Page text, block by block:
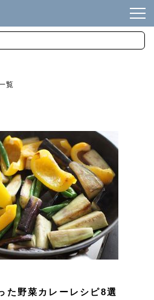
覧
た野菜カレーレシピ8選